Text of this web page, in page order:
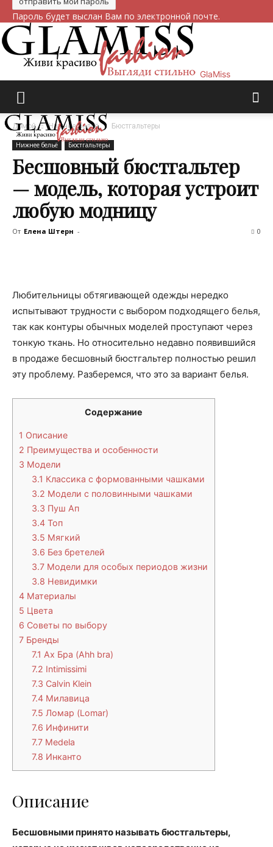
Пароль будет выслан Вам по электронной почте.
GlaMiss
Домой Нижнее бельё Бюстгальтеры
Нижнее бельё Бюстгальтеры
Бесшовный бюстгальтер
— модель, которая устроит
любую модницу
От Елена Штерн - 0
Любительницы обтягивающей одежды нередко
испытывают трудности с выбором подходящего белья,
так как контуры обычных моделей проступают через
тонкую ткань. Но относительно недавно появившийся
в продаже бесшовный бюстгальтер полностью решил
эту проблему. Разберемся, что это за вариант белья.
Содержание
1 Описание
2 Преимущества и особенности
3 Модели
3.1 Классика с формованными чашками
3.2 Модели с половинными чашками
3.3 Пуш Ап
3.4 Топ
3.5 Мягкий
3.6 Без бретелей
3.7 Модели для особых периодов жизни
3.8 Невидимки
4 Материалы
5 Цвета
6 Советы по выбору
7 Бренды
7.1 Ах Бра (Ahh bra)
7.2 Intimissimi
7.3 Calvin Klein
7.4 Милавица
7.5 Ломар (Lomar)
7.6 Инфинити
7.7 Medela
7.8 Инканто
Описание
Бесшовными принято называть бюстгальтеры,